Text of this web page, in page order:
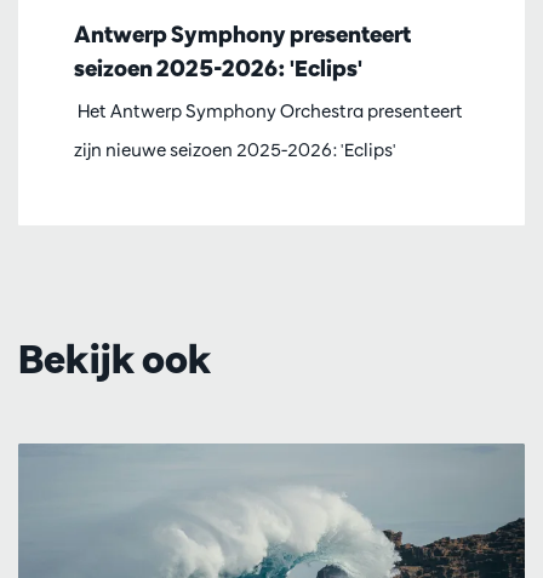
Antwerp Symphony presenteert
seizoen 2025-2026: 'Eclips'
Het Antwerp Symphony Orchestra presenteert
zijn nieuwe seizoen 2025-2026: 'Eclips'
Bekijk ook